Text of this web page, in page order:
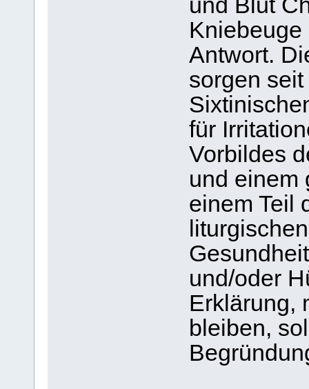
und Blut
Antwort.
sorgen
für
Vorbildes
und einem
einem Teil
und/oder
Erklärung,
bleiben,